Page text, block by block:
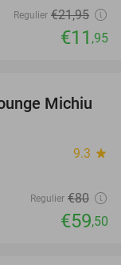
Regulier €21,95
€11 ,95
26%
Michiu
9.3 star
Regulier €80
€59,50